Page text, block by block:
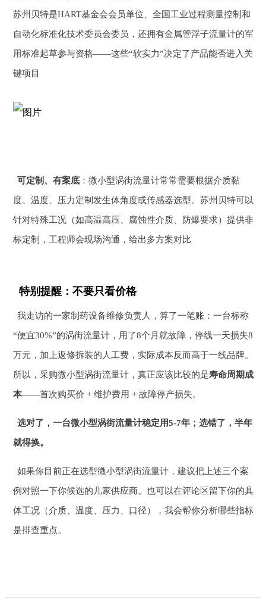
苏州贝特是HART基金会会员单位、全国工业过程测量控制和
自动化标准化技术委员会委员，还拥有金属管浮子流量计的军
用标准起草参与资格——这些“软实力”决定了产品能否进入关
键项目
可定制、有案底 ：微小型涡街流量计常常需要根据介质黏
度、温度、压力定制发生体角度或传感器选型。苏州贝特可以
针对特殊工况（如高温高压、腐蚀性介质、防爆要求）提供非
标定制，工程师会现场沟通，给出多方案对比
特别提醒：不要只看价格
我走访的一家制药设备维修负责人，算了一笔账：一台标称
“便宜30%”的涡街流量计，用了8个月就故障，停线一天损失8
万元，加上返修拆装的人工费，实际成本反而高于一线品牌。
所以，采购微小型涡街流量计，真正应该比较的是寿命周期成
本——首次购买价 + 维护费用 + 故障停产损失。
选对了，一台微小型涡街流量计稳定用5-7年；选错了，半年
就得换。
如果你目前正在选型微小型涡街流量计，建议把上述三个案
例对照一下你候选的几家供应商。也可以在评论区留下你的具
体工况（介质、温度、压力、口径），我会帮你分析哪些指标
是排查重点。